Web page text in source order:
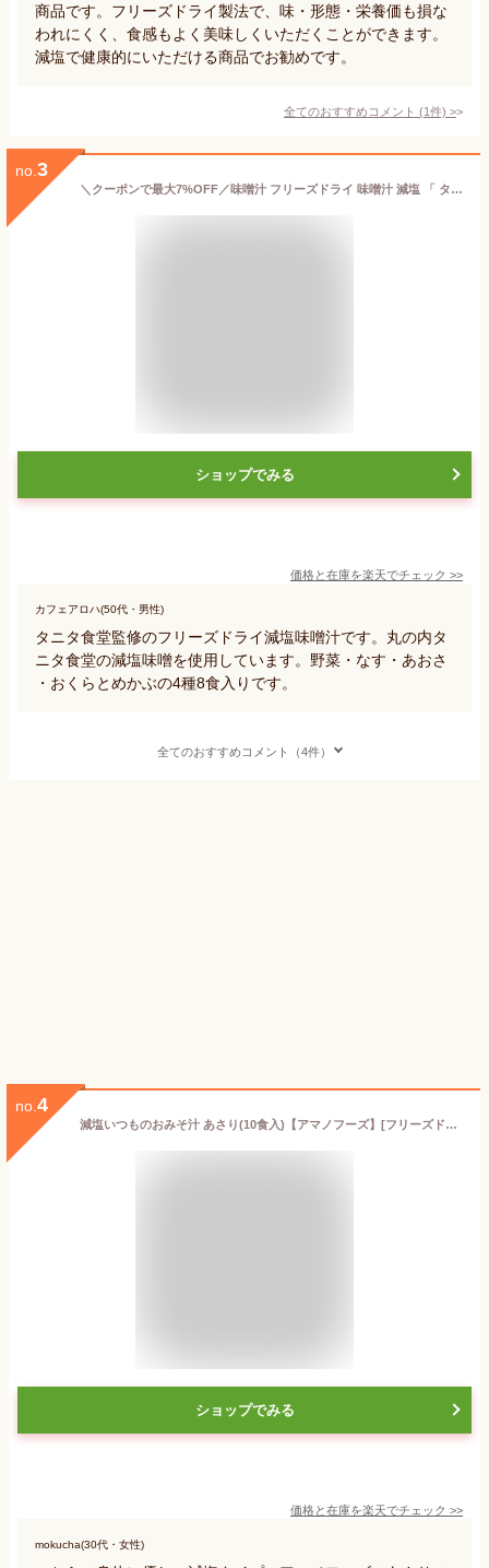
商品です。フリーズドライ製法で、味・形態・栄養価も損な
われにくく、食感もよく美味しくいただくことができます。
減塩で健康的にいただける商品でお勧めです。
全てのおすすめコメント (1件) >
no. 3
＼クーポンで最大7%OFF／味噌汁 フリーズドライ 味噌汁 減塩 「 タニタ食堂監修 減塩みそ フリーズドライ 8食セット (4種 各2袋) 」 マルコメ 送料無料 みそ汁 フリーズドライ味噌汁 インスタント 味噌汁 インスタント食品 ギフト 買いまわり 仕送りセット もう一品
ショップでみる
価格と在庫を楽天でチェック >>
カフェアロハ(50代・男性)
タニタ食堂監修のフリーズドライ減塩味噌汁です。丸の内タ
ニタ食堂の減塩味噌を使用しています。野菜・なす・あおさ
・おくらとめかぶの4種8食入りです。
全てのおすすめコメント（4件）
no. 4
減塩いつものおみそ汁 あさり(10食入)【アマノフーズ】[フリーズドライ 味噌汁 即席 あさり 減塩 貝]
ショップでみる
価格と在庫を楽天でチェック >>
mokucha(30代・女性)